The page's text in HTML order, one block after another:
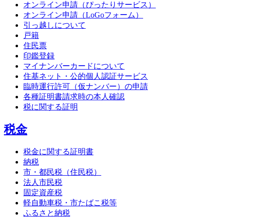
オンライン申請（ぴったりサービス）
オンライン申請（LoGoフォーム）
引っ越しについて
戸籍
住民票
印鑑登録
マイナンバーカードについて
住基ネット・公的個人認証サービス
臨時運行許可（仮ナンバー）の申請
各種証明書請求時の本人確認
税に関する証明
税金
税金に関する証明書
納税
市・都民税（住民税）
法人市民税
固定資産税
軽自動車税・市たばこ税等
ふるさと納税